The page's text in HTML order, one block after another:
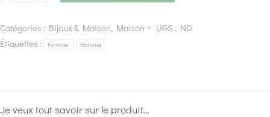
Catégories : Bijoux & Maison, Maison UGS : ND
Étiquettes :
Femme Homme
Je veux tout savoir sur le produit...